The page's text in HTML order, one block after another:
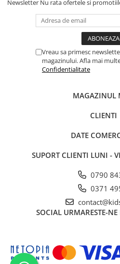
Newsletter Nu rata ofertele si
Vreau sa primesc
magazinului. Afla mai
Confidentialitate
MAGAZINUL
CLIENTI
DATE
SUPORT CLIENTI LUNI -
0790
0371
SOCIAL URMARESTE-